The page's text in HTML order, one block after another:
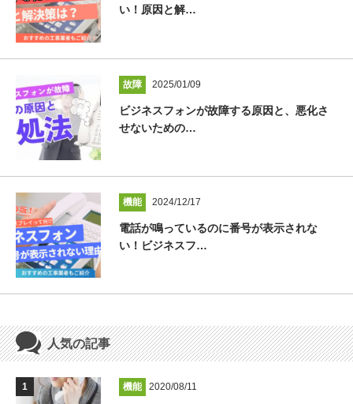
い！原因と解…
故障 2025/01/09
ビジネスフォンが故障する原因と、悪化さ
せないための…
機能 2024/12/17
電話が鳴っているのに番号が表示されな
い！ビジネスフ…
人気の記事
機能 2020/08/11